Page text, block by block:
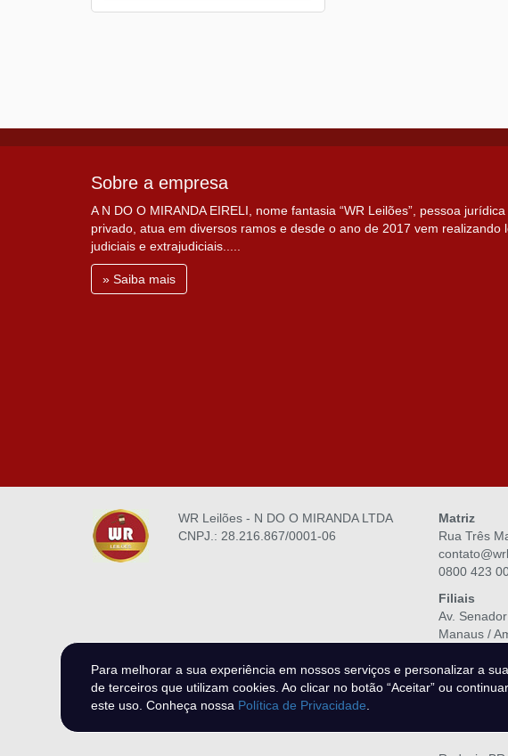
Sobre a empresa
A N DO O MIRANDA EIRELI, nome fantasia “WR Leilões”, pessoa
privado, atua em diversos ramos e desde o ano de 2017 vem realizando
judiciais e extrajudiciais.....
» Saiba mais
WR Leilões - N DO O MIRANDA LTDA
CNPJ.: 28.216.867/0001-06
Matriz
Rua Três
0800 423
Filiais
Av.
Manaus /
Rodovia
Para melhorar a sua experiência em nossos serviços e personalizar a
de terceiros que utilizam cookies. Ao clicar no botão “Aceitar” ou
este uso. Conheça nossa Política de Privacidade